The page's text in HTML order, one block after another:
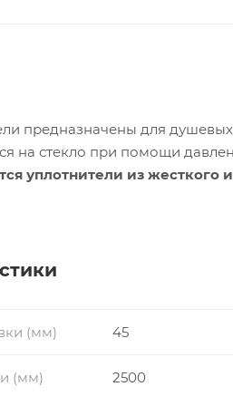
предназначены для
на стекло при помощи
уплотнители из
(мм) 45
(мм) 2500